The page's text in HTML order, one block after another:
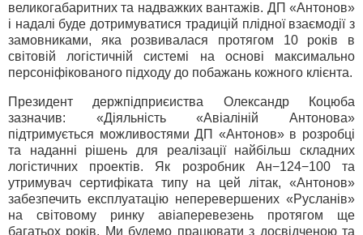
великогабаритних та надважких вантажів. ДП «Антонов»
і надалі буде дотримуватися традицій плідної взаємодії з
замовниками, яка розвивалася протягом 10 років в
світовій логістичній системі на основі максимально
персоніфікованого підходу до побажань кожного клієнта.
Президент держпідприєиства Олександр Коцюба
зазначив: «Діяльність «Авіаліній Антонова»
підтримується можливостями ДП «Антонов» в розробці
та наданні рішень для реалізації найбільш складних
логістичних проектів. Як розробник Ан−124−100 та
утримувач сертифіката типу на цей літак, «Антонов»
забезпечить експлуатацію неперевершених «Русланів»
на світовому ринку авіаперевезень протягом ще
багатьох років. Ми будемо працювати з досвідченою та